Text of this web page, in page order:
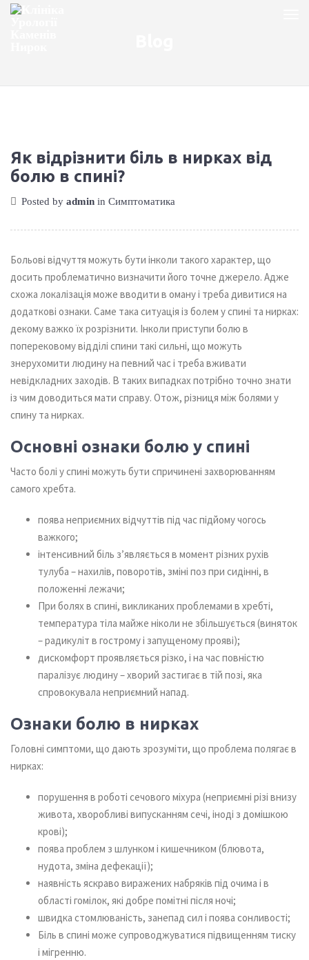
Як відрізнити біль в нирках від
болю в спині?
Posted by admin in Симптоматика
Больові відчуття можуть бути інколи такого характер, що
досить проблематично визначити його точне джерело. Адже
схожа локалізація може вводити в оману і треба дивитися на
додаткові ознаки. Саме така ситуація із болем у спині та нирках:
декому важко їх розрізнити. Інколи приступи болю в
поперековому відділі спини такі сильні, що можуть
знерухомити людину на певний час і треба вживати
невідкладних заходів. В таких випадках потрібно точно знати
із чим доводиться мати справу. Отож, різниця між болями у
спину та нирках.
Основні ознаки болю у спині
Часто болі у спині можуть бути спричинені захворюванням
самого хребта.
поява неприємних відчуттів під час підйому чогось
важкого;
інтенсивний біль з’являється в момент різних рухів
тулуба – нахилів, поворотів, зміні поз при сидінні, в
положенні лежачи;
При болях в спині, викликаних проблемами в хребті,
температура тіла майже ніколи не збільшується (виняток
– радикуліт в гострому і запущеному прояві);
дискомфорт проявляється різко, і на час повністю
паралізує людину – хворий застигає в тій позі, яка
спровокувала неприємний напад.
Ознаки болю в нирках
Головні симптоми, що дають зрозуміти, що проблема полягає в
нирках:
порушення в роботі сечового міхура (неприємні різі внизу
живота, хворобливі випусканням сечі, іноді з домішкою
крові);
поява проблем з шлунком і кишечником (блювота,
нудота, зміна дефекації);
наявність яскраво виражених набряків під очима і в
області гомілок, які добре помітні після ночі;
швидка стомлюваність, занепад сил і поява сонливості;
Біль в спині може супроводжуватися підвищенням тиску
і мігренню.